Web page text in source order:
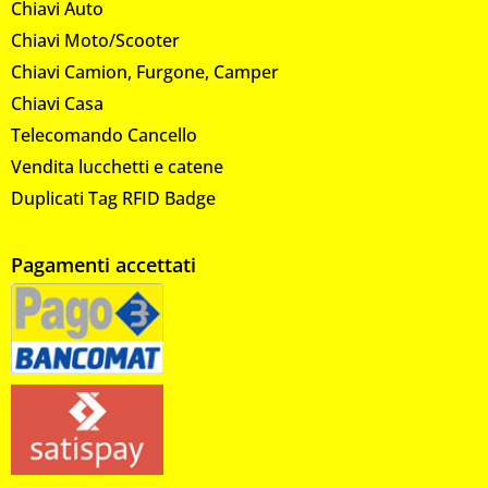
Chiavi Auto
Chiavi Moto/Scooter
Chiavi Camion, Furgone, Camper
Chiavi Casa
Telecomando Cancello
Vendita lucchetti e catene
Duplicati Tag RFID Badge
Pagamenti accettati